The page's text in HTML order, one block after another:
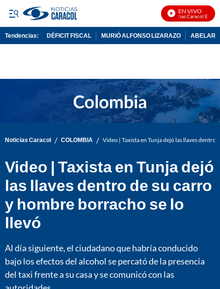
EN VIVO
Noticias Caracol En Vivo
Tendencias: DÉFICIT FISCAL MURIÓ ALFONSO LIZARAZO
Noticias Caracol / COLOMBIA / Video | Taxista en Tunja dejó las llaves
Video | Taxista en Tunja dejó
las llaves dentro de su carro
y hombre borracho se lo
llevó
Al día siguiente, el ciudadano que habría conducido
bajo los efectos del alcohol se percató de la presencia
del taxi frente a su casa y se comunicó con las